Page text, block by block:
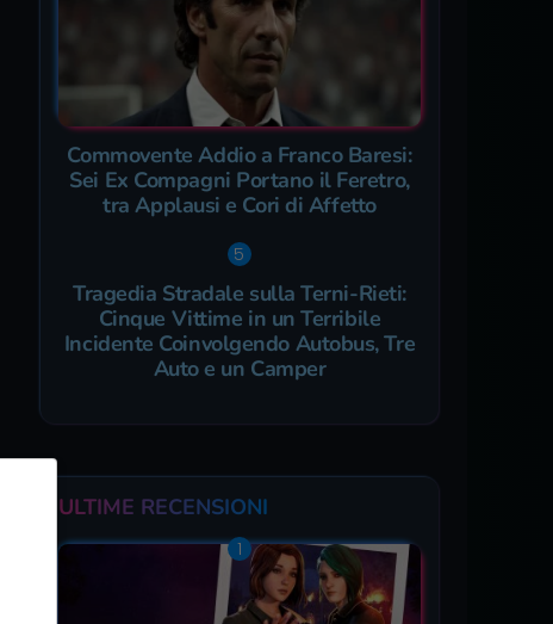
Commovente Addio a Franco Baresi:
Sei Ex Compagni Portano il Feretro,
tra Applausi e Cori di Affetto
Tragedia Stradale sulla Terni-Rieti:
Cinque Vittime in un Terribile
Incidente Coinvolgendo Autobus, Tre
Auto e un Camper
ULTIME RECENSIONI